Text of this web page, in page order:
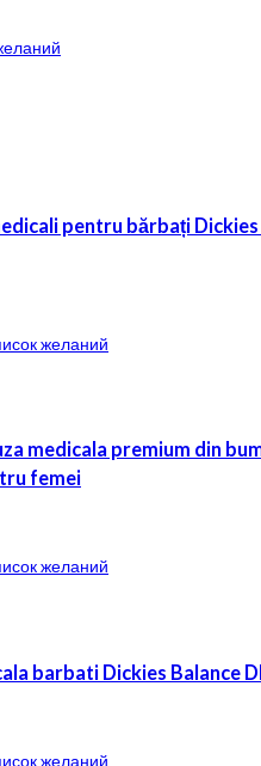
pentru bărbați Dickies
желаний
medicala premium din
femei
желаний
barbati Dickies Balance
желаний